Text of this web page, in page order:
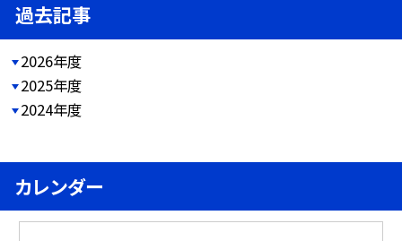
過去記事
2026年度
2025年度
2024年度
カレンダー